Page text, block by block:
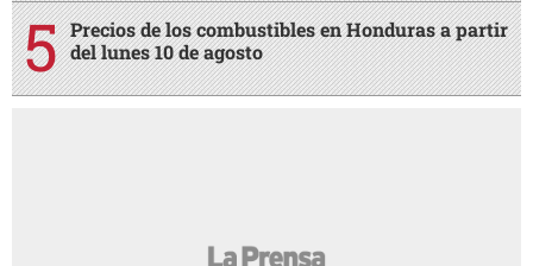
Precios de los combustibles en Honduras a partir
del lunes 10 de agosto